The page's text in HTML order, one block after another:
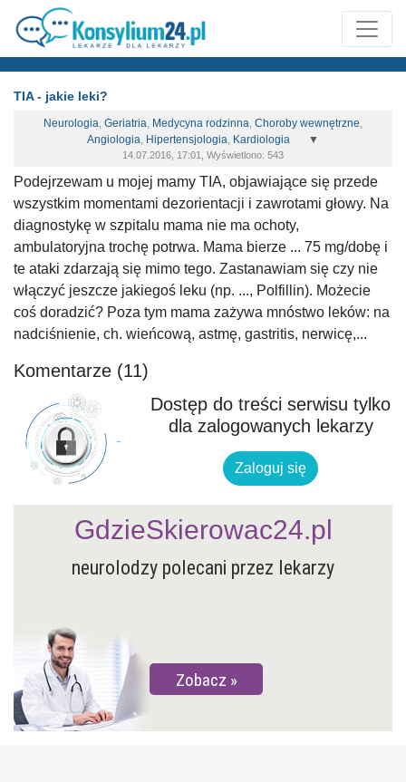
TIA - jakie leki?
Neurologia, Geriatria, Medycyna rodzinna, Choroby wewnętrzne,
Angiologia, Hipertensjologia, Kardiologia ▼
14.07.2016, 17:01, Wyświetlono: 543
Podejrzewam u mojej mamy TIA, objawiające się przede
wszystkim momentami dezorientacji i zawrotami głowy. Na
diagnostykę w szpitalu mama nie ma ochoty,
ambulatoryjna trochę potrwa. Mama bierze ... 75 mg/dobę i
te ataki zdarzają się mimo tego. Zastanawiam się czy nie
włączyć jeszcze jakiegoś leku (np. ..., Polfillin). Możecie
coś doradzić? Poza tym mama zażywa mnóstwo leków: na
nadciśnienie, ch. wieńcową, astmę, gastritis, nerwicę,...
Komentarze (11)
Dostęp do treści serwisu tylko
dla zalogowanych lekarzy
Zaloguj się
neurolodzy polecani przez lekarzy
Zobacz
GdzieSkierowac24.pl